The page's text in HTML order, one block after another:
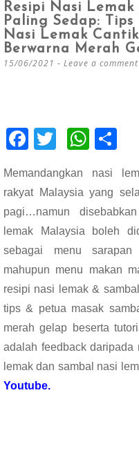
Resipi Nasi
Paling Sedap:
Nasi Lemak
Berwarna Merah
15/06/2021 Leave a comment
F
ac
e
b
o
o
k
T
wi
tt
er
W
at
s
A
p
p
h
ar
e
Memandangkan nasi
rakyat Malaysia yang
pagi…namun
lemak Malaysia boleh
sebagai menu
mahupun menu makan
resipi nasi lemak &
tips & petua masak
merah gelap beserta
adalah feedback daripada
lemak dan sambal nasi
Youtube.